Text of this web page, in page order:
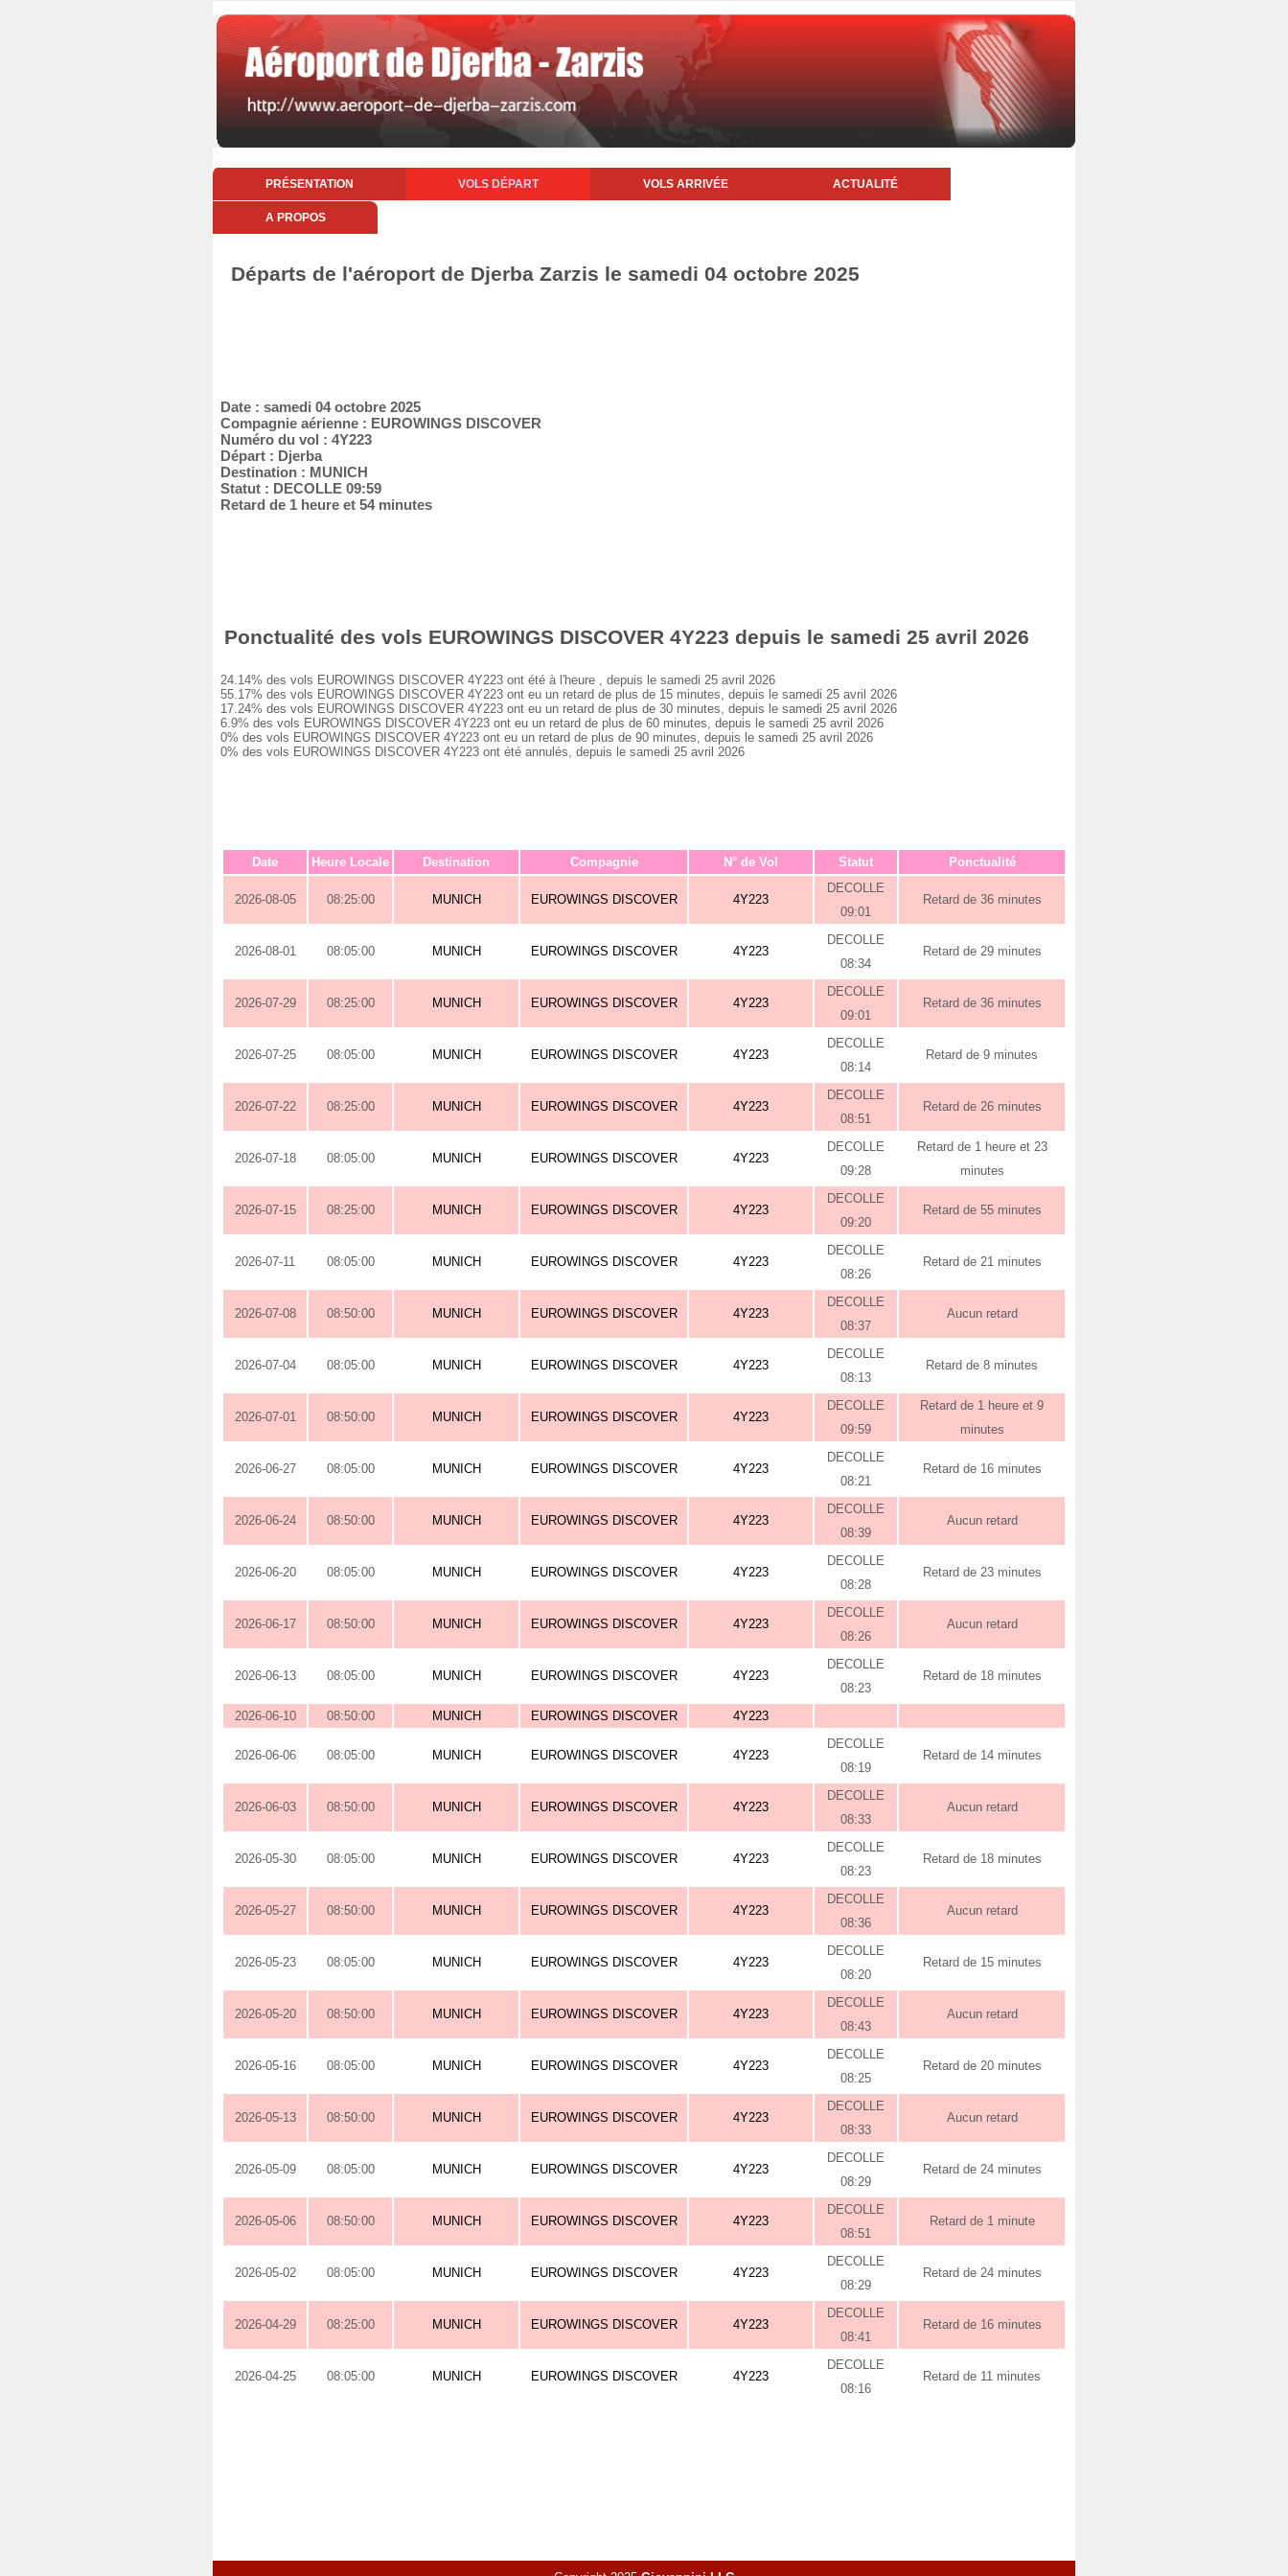
PRÉSENTATION VOLS DÉPART VOLS ARRIVÉE ACTUALITÉ
A PROPOS
Départs de l'aéroport de Djerba Zarzis le samedi 04 octobre 2025
Date : samedi 04 octobre 2025
Compagnie aérienne : EUROWINGS DISCOVER
Numéro du vol : 4Y223
Départ : Djerba
Destination : MUNICH
Statut : DECOLLE 09:59
Retard de 1 heure et 54 minutes
Ponctualité des vols EUROWINGS DISCOVER 4Y223 depuis le samedi 25 avril 2026
24.14% des vols EUROWINGS DISCOVER 4Y223 ont été à l'heure , depuis le samedi 25 avril 2026
55.17% des vols EUROWINGS DISCOVER 4Y223 ont eu un retard de plus de 15 minutes, depuis le samedi 25 avril 2026
17.24% des vols EUROWINGS DISCOVER 4Y223 ont eu un retard de plus de 30 minutes, depuis le samedi 25 avril 2026
6.9% des vols EUROWINGS DISCOVER 4Y223 ont eu un retard de plus de 60 minutes, depuis le samedi 25 avril 2026
0% des vols EUROWINGS DISCOVER 4Y223 ont eu un retard de plus de 90 minutes, depuis le samedi 25 avril 2026
0% des vols EUROWINGS DISCOVER 4Y223 ont été annulés, depuis le samedi 25 avril 2026
Date Heure Locale Destination Compagnie N° de Vol Statut Ponctualité
2026-08-05 08:25:00 MUNICH EUROWINGS DISCOVER 4Y223
DECOLLE
09:01
Retard de 36 minutes
2026-08-01 08:05:00 MUNICH EUROWINGS DISCOVER 4Y223
DECOLLE
08:34
Retard de 29 minutes
2026-07-29 08:25:00 MUNICH EUROWINGS DISCOVER 4Y223
DECOLLE
09:01
Retard de 36 minutes
2026-07-25 08:05:00 MUNICH EUROWINGS DISCOVER 4Y223
DECOLLE
08:14
Retard de 9 minutes
2026-07-22 08:25:00 MUNICH EUROWINGS DISCOVER 4Y223
DECOLLE
08:51
Retard de 26 minutes
2026-07-18 08:05:00 MUNICH EUROWINGS DISCOVER 4Y223
DECOLLE
09:28
Retard de 1 heure et 23
minutes
2026-07-15 08:25:00 MUNICH EUROWINGS DISCOVER 4Y223
DECOLLE
09:20
Retard de 55 minutes
2026-07-11 08:05:00 MUNICH EUROWINGS DISCOVER 4Y223
DECOLLE
08:26
Retard de 21 minutes
2026-07-08 08:50:00 MUNICH EUROWINGS DISCOVER 4Y223
DECOLLE
08:37
Aucun retard
2026-07-04 08:05:00 MUNICH EUROWINGS DISCOVER 4Y223
DECOLLE
08:13
Retard de 8 minutes
2026-07-01 08:50:00 MUNICH EUROWINGS DISCOVER 4Y223
DECOLLE
09:59
Retard de 1 heure et 9
minutes
2026-06-27 08:05:00 MUNICH EUROWINGS DISCOVER 4Y223
DECOLLE
08:21
Retard de 16 minutes
2026-06-24 08:50:00 MUNICH EUROWINGS DISCOVER 4Y223
DECOLLE
08:39
Aucun retard
2026-06-20 08:05:00 MUNICH EUROWINGS DISCOVER 4Y223
DECOLLE
08:28
Retard de 23 minutes
2026-06-17 08:50:00 MUNICH EUROWINGS DISCOVER 4Y223
DECOLLE
08:26
Aucun retard
2026-06-13 08:05:00 MUNICH EUROWINGS DISCOVER 4Y223
DECOLLE
08:23
Retard de 18 minutes
2026-06-10 08:50:00 MUNICH EUROWINGS DISCOVER 4Y223
2026-06-06 08:05:00 MUNICH EUROWINGS DISCOVER 4Y223
DECOLLE
08:19
Retard de 14 minutes
2026-06-03 08:50:00 MUNICH EUROWINGS DISCOVER 4Y223
DECOLLE
08:33
Aucun retard
2026-05-30 08:05:00 MUNICH EUROWINGS DISCOVER 4Y223
DECOLLE
08:23
Retard de 18 minutes
2026-05-27 08:50:00 MUNICH EUROWINGS DISCOVER 4Y223
DECOLLE
08:36
Aucun retard
2026-05-23 08:05:00 MUNICH EUROWINGS DISCOVER 4Y223
DECOLLE
08:20
Retard de 15 minutes
2026-05-20 08:50:00 MUNICH EUROWINGS DISCOVER 4Y223
DECOLLE
08:43
Aucun retard
2026-05-16 08:05:00 MUNICH EUROWINGS DISCOVER 4Y223
DECOLLE
08:25
Retard de 20 minutes
2026-05-13 08:50:00 MUNICH EUROWINGS DISCOVER 4Y223
DECOLLE
08:33
Aucun retard
2026-05-09 08:05:00 MUNICH EUROWINGS DISCOVER 4Y223
DECOLLE
08:29
Retard de 24 minutes
2026-05-06 08:50:00 MUNICH EUROWINGS DISCOVER 4Y223
DECOLLE
08:51
Retard de 1 minute
2026-05-02 08:05:00 MUNICH EUROWINGS DISCOVER 4Y223
DECOLLE
08:29
Retard de 24 minutes
2026-04-29 08:25:00 MUNICH EUROWINGS DISCOVER 4Y223
DECOLLE
08:41
Retard de 16 minutes
2026-04-25 08:05:00 MUNICH EUROWINGS DISCOVER 4Y223
DECOLLE
08:16
Retard de 11 minutes